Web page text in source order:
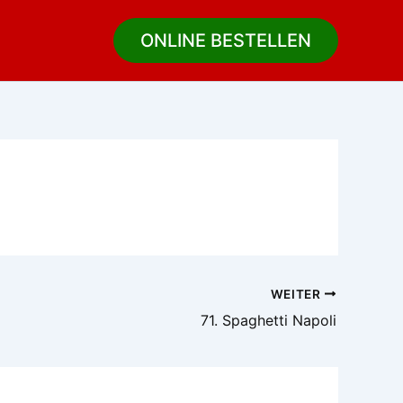
ONLINE BESTELLEN
WEITER
71. Spaghetti Napoli